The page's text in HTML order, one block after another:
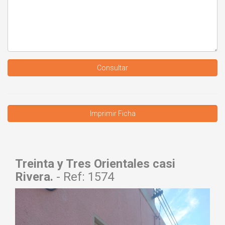
Consultar
Treinta y Tres Orientales casi
Rivera. - Ref: 1574